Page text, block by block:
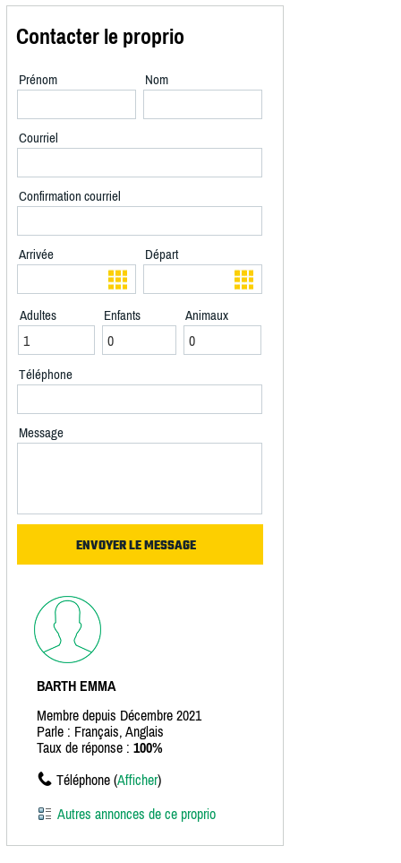
Contacter le proprio
Prénom Nom
Courriel
Confirmation courriel
Arrivée Départ
Adultes Enfants Animaux
Téléphone
Message
BARTH EMMA
Membre depuis Décembre 2021
Parle : Français, Anglais
Taux de réponse : 100%
Téléphone (Afficher)
Autres annonces de ce proprio